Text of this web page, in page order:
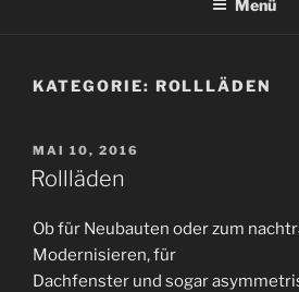
Menü
KATEGORIE: ROLLLÄDEN
VERÖFFENTLICHT
AM
MAI 10, 2016
Rollläden
Ob für Neubauten oder zum
Modernisieren, für
Dachfenster und sogar